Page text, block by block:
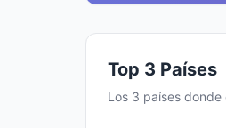
Top 3 Países
Los 3 países donde